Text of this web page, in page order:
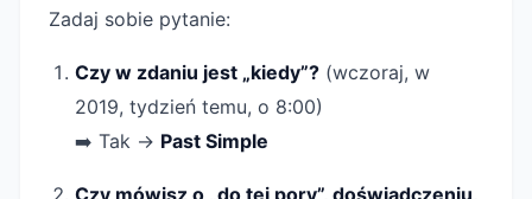
Zadaj sobie pytanie:
Czy w zdaniu jest „kiedy”?(wczoraj, w
2019, tydzień temu, o 8:00)
➡️ Tak → Past Simple
Czy mówisz o „do tej pory”, doświadczeniu,